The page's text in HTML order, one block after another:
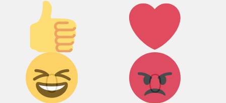
Палец
вверх!
0
Лайк!
0
Дикий
смех!
Агрессия!